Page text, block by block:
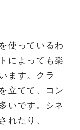
使っているわ
によっても楽
ます。クラ
立てて、コン
いです。シネ
れたり、